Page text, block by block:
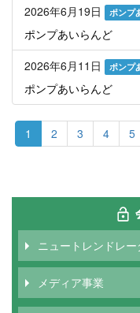
2026年6月19日
ポンプ
ポンプあいらんど
2026年6月11日
ポンプ
ポンプあいらんど
ペ
ジ
カ
レ
ペ
1 Page
2 Page
3 Page
4 5
ニュートレンドレー
メディア事業